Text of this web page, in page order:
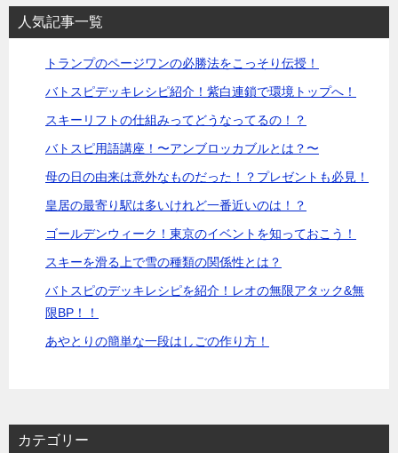
人気記事一覧
トランプのページワンの必勝法をこっそり伝授！
バトスピデッキレシピ紹介！紫白連鎖で環境トップへ！
スキーリフトの仕組みってどうなってるの！？
バトスピ用語講座！〜アンブロッカブルとは？〜
母の日の由来は意外なものだった！？プレゼントも必見！
皇居の最寄り駅は多いけれど一番近いのは！？
ゴールデンウィーク！東京のイベントを知っておこう！
スキーを滑る上で雪の種類の関係性とは？
バトスピのデッキレシピを紹介！レオの無限アタック&無
限BP！！
あやとりの簡単な一段はしごの作り方！
カテゴリー